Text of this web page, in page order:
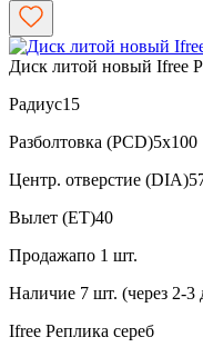
Диск литой новый Ifree
Радиус15
Разболтовка (PCD)5x100
Центр. отверстие (DIA)
Вылет (ET)40
Продажапо 1 шт.
Наличие 7 шт. (через 2-3
Ifree Реплика сереб